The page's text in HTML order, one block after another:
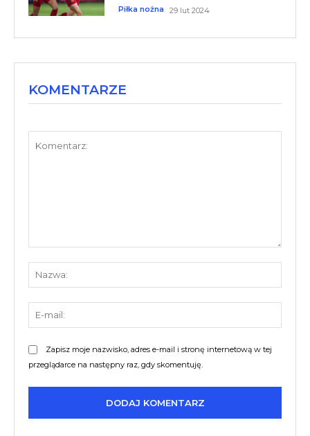
Piłka nożna 29 lut 2024
KOMENTARZE
Zapisz moje nazwisko, adres e-mail i stronę internetową w tej
przeglądarce na następny raz, gdy skomentuję.